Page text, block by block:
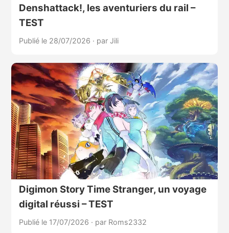
Denshattack!, les aventuriers du rail –
TEST
Publié le 28/07/2026 · par Jili
Digimon Story Time Stranger, un voyage
digital réussi – TEST
Publié le 17/07/2026 · par Roms2332